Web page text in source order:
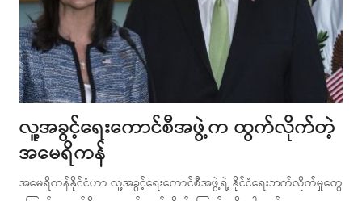
လူ့အခွင့်ရေးကောင်စီအဖွဲ့က ထွက်လိုက်တဲ့
အမေရိကန်
အမေရိကန်နိုင်ငံဟာ လူ့အခွင့်ရေးကောင်စီအဖွဲ့ရဲ့ နိုင်ငံရေးဘက်လိုက်မှုတွေ